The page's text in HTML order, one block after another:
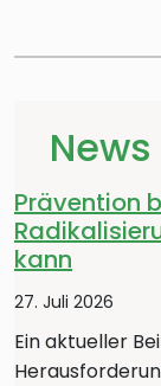
News
Prävention
kann
27. Juli 2026
Ein aktueller